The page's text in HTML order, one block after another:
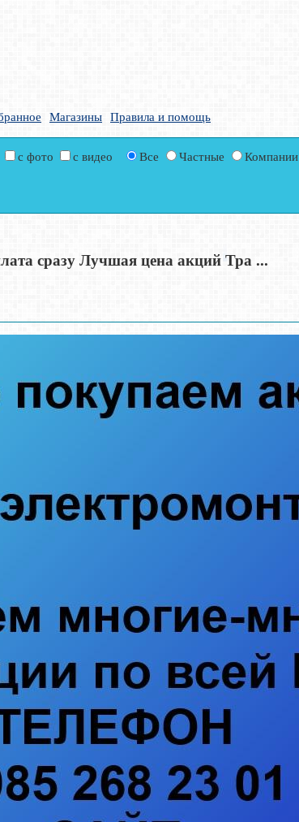
Магазины Правила и помощь
с фото Все Частные Компании
сразу Лучшая цена акций Тра ...